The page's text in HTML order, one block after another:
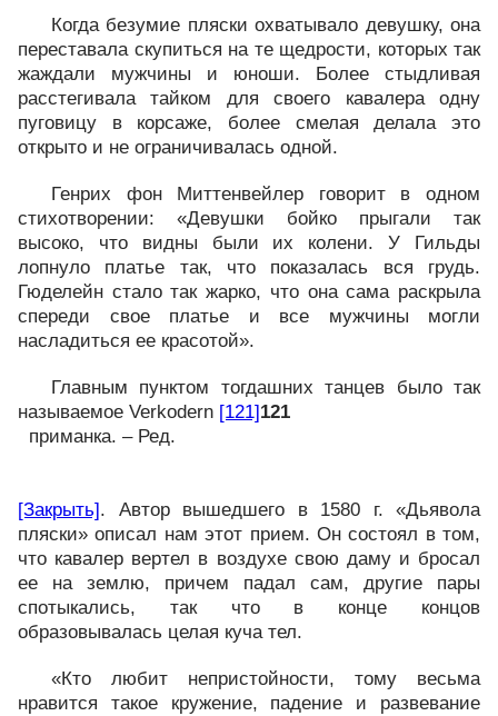
Когда безумие пляски охватывало девушку, она
переставала скупиться на те щедрости, которых так
жаждали мужчины и юноши. Более стыдливая
расстегивала тайком для своего кавалера одну
пуговицу в корсаже, более смелая делала это
открыто и не ограничивалась одной.
Генрих фон Миттенвейлер говорит в одном
стихотворении: «Девушки бойко прыгали так
высоко, что видны были их колени. У Гильды
лопнуло платье так, что показалась вся грудь.
Гюделейн стало так жарко, что она сама раскрыла
спереди свое платье и все мужчины могли
насладиться ее красотой».
Главным пунктом тогдашних танцев было так
называемое Verkodern [121]121
приманка. – Ред.
[Закрыть]. Автор вышедшего в 1580 г. «Дьявола
пляски» описал нам этот прием. Он состоял в том,
что кавалер вертел в воздухе свою даму и бросал
ее на землю, причем падал сам, другие пары
спотыкались, так что в конце концов
образовывалась целая куча тел.
«Кто любит непристойности, тому весьма
нравится такое кружение, падение и развевание